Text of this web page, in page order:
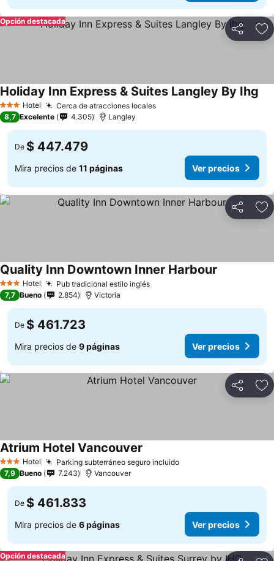
Compartir
Opción destacada
3 Estrellas
Hotel Cerca de atracciones locales
Holiday Inn Express & Suites Langley By Ihg
8,7 Excelente 4.305 Langley
De $ 447.479
Mira precios de 11 páginas Ver precios
Compartir
3 Estrellas
Hotel Pub tradicional estilo inglés
Quality Inn Downtown Inner Harbour
7,7 Bueno 2.854 Victoria
De $ 461.723
Mira precios de 9 páginas Ver precios
Compartir
3 Estrellas
Hotel Parking subterráneo seguro incluido
Atrium Hotel Vancouver
7,9 Bueno 7.243 Vancouver
De $ 461.833
Mira precios de 6 páginas Ver precios
Opción destacada